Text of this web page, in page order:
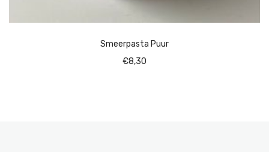
Smeerpasta Puur
€8,30